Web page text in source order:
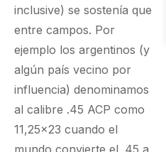
inclusive) se sostenía que
entre campos. Por
ejemplo los argentinos (y
algún país vecino por
influencia) denominamos
al calibre .45 ACP como
11,25x23 cuando el
mundo convierte el .45 a